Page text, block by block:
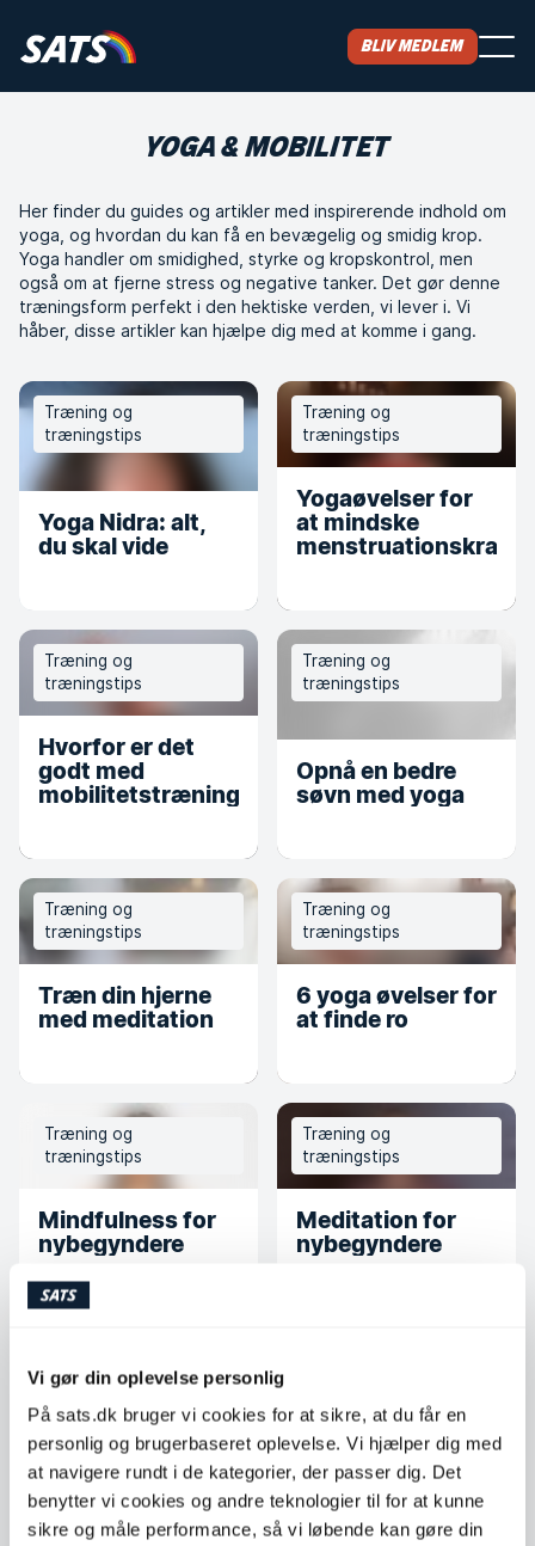
Vi gør din oplevelse personlig
På sats.dk bruger vi cookies for at sikre, at du får en
personlig og brugerbaseret oplevelse. Vi hjælper dig med
at navigere rundt i de kategorier, der passer dig. Det
benytter vi cookies og andre teknologier til for at kunne
sikre og måle performance, så vi løbende kan gøre din
Bliv medlem
YOGA & MOBILITET
Her finder du guides og artikler med inspirerende indhold om
yoga, og hvordan du kan få en bevægelig og smidig krop.
Yoga handler om smidighed, styrke og kropskontrol, men
også om at fjerne stress og negative tanker. Det gør denne
træningsform perfekt i den hektiske verden, vi lever i. Vi
håber, disse artikler kan hjælpe dig med at komme i gang.
Træning og
træningstips
Yoga Nidra: alt,
du skal vide
Træning og
træningstips
Yogaøvelser for
at mindske
Træning og
træningstips
Hvorfor er det
godt med
mobilitetstræning?
Træning og
træningstips
Opnå en bedre
søvn med yoga
Træning og
træningstips
Træn din hjerne
med meditation
Træning og
træningstips
6 yoga øvelser for
at finde ro
Træning og
træningstips
Mindfulness for
nybegyndere
Træning og
træningstips
Meditation for
nybegyndere
træningstips
Træk vejret – og
jeg skal fortælle
dig, hvordan du
har det
Reducer hedeture
med yoga